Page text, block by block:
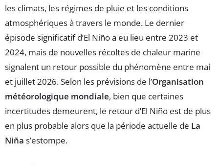
les climats, les régimes de pluie et les conditions
atmosphériques à travers le monde. Le dernier
épisode significatif d’El Niño a eu lieu entre 2023 et
2024, mais de nouvelles récoltes de chaleur marine
signalent un retour possible du phénomène entre mai
et juillet 2026. Selon les prévisions de l’Organisation
météorologique mondiale, bien que certaines
incertitudes demeurent, le retour d’El Niño est de plus
en plus probable alors que la période actuelle de La
Niña s’estompe.